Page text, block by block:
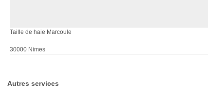
Taille de haie Marcoule
30000 Nimes
Autres services